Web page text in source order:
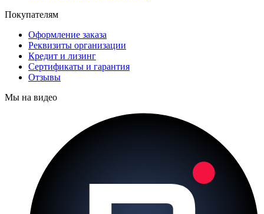
Покупателям
Оформление заказа
Реквизиты организации
Кредит и лизинг
Сертификаты и гарантия
Отзывы
Мы на видео